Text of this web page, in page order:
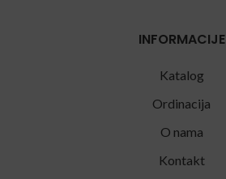
INFORMACIJE
Katalog
Ordinacija
O nama
Kontakt